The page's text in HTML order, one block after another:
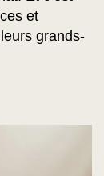
et
grands-